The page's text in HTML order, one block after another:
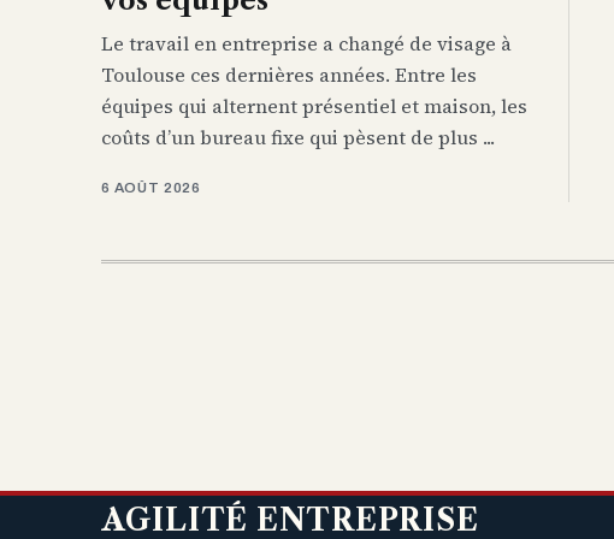
Le travail en entreprise a changé de visage à
Toulouse ces dernières années. Entre les
équipes qui alternent présentiel et maison, les
coûts d’un bureau fixe qui pèsent de plus ...
6 AOÛT 2026
AGILITÉ ENTREPRISE